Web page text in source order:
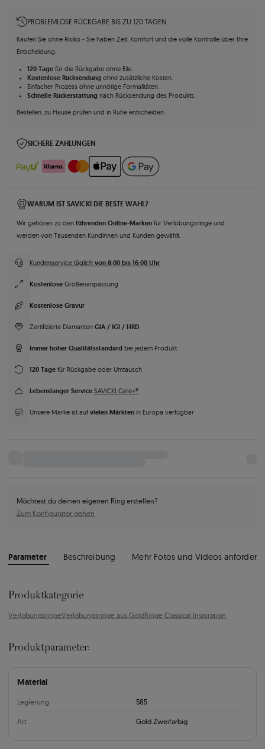
PROBLEMLOSE RÜCKGABE BIS ZU 120 TAGEN
Kaufen Sie ohne Risiko - Sie haben Zeit, Komfort und die volle Kontrolle über Ihre
Entscheidung.
120 Tagefür die Rückgabe ohne Eile.
Kostenlose Rücksendungohne zusätzliche Kosten.
Einfacher Prozess ohne unnötige Formalitäten.
Schnelle Rückerstattungnach Rücksendung des Produkts.
Bestellen, zu Hause prüfen und in Ruhe entscheiden.
SICHERE ZAHLUNGEN
WARUM IST SAVICKI DIE BESTE WAHL?
Wir gehören zu den führenden Online-Marken für Verlobungsringe und
werden von Tausenden Kundinnen und Kunden gewählt.
Kundenservice täglich von 8:00 bis 16:00 Uhr
Kostenlose Größenanpassung
Kostenlose Gravur
Zertifizierte Diamanten GIA / IGI / HRD
Immer hoher Qualitätsstandard bei jedem Produkt
120 Tage für Rückgabe oder Umtausch
Lebenslanger Service SAVICKI Care+®
Unsere Marke ist auf vielen Märkten in Europa verfügbar
Möchtest du deinen eigenen Ring erstellen?
Zum Konfigurator gehen
Parameter Beschreibung Mehr Fotos und Videos anfordern
Produktkategorie
VerlobungsringeVerlobungsringe aus GoldRinge Classical Inspiration
Produktparameter:
Material
Legierung 585
Art Gold Zweifarbig